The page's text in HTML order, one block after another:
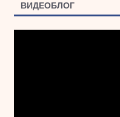
ВИДЕОБЛОГ